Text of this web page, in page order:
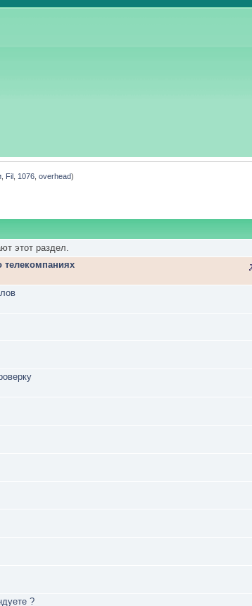
, Fil 1076, overhead)
этот раздел.
телекомпаниях
?